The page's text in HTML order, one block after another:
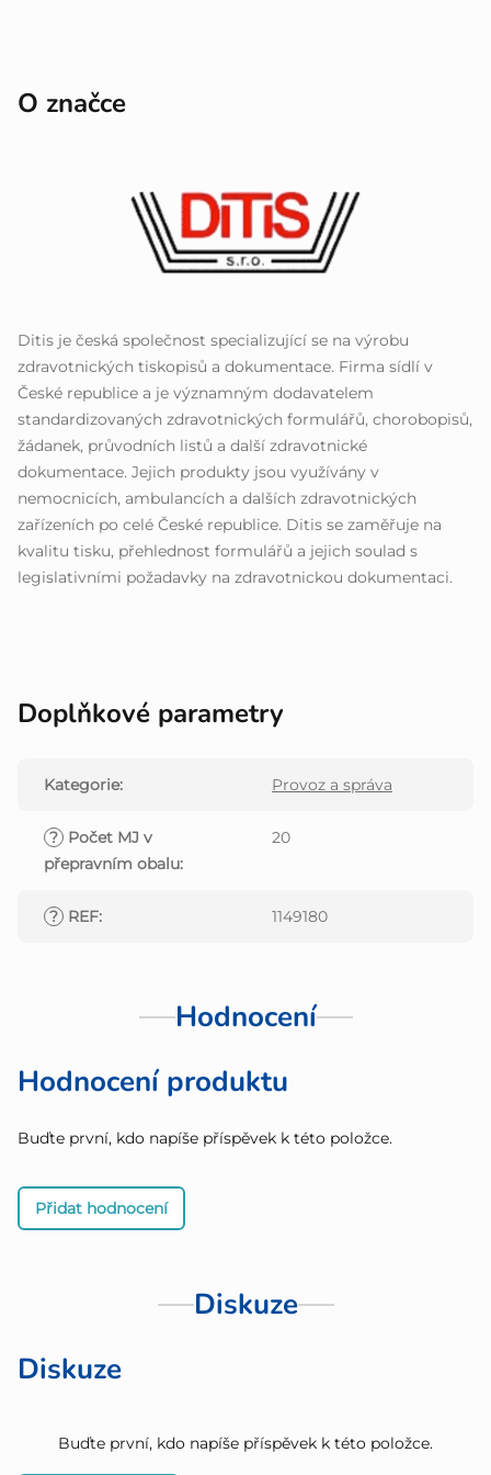
O značce
Ditis je česká společnost specializující se na výrobu
zdravotnických tiskopisů a dokumentace. Firma sídlí v
České republice a je významným dodavatelem
standardizovaných zdravotnických formulářů, chorobopisů,
žádanek, průvodních listů a další zdravotnické
dokumentace. Jejich produkty jsou využívány v
nemocnicích, ambulancích a dalších zdravotnických
zařízeních po celé České republice. Ditis se zaměřuje na
kvalitu tisku, přehlednost formulářů a jejich soulad s
legislativními požadavky na zdravotnickou dokumentaci.
Doplňkové parametry
Kategorie: Provoz a správa
? Počet MJ v
přepravním obalu:
20
? REF: 1149180
Hodnocení
Hodnocení produktu
Buďte první, kdo napíše příspěvek k této položce.
Přidat hodnocení
Diskuze
Diskuze
Buďte první, kdo napíše příspěvek k této položce.